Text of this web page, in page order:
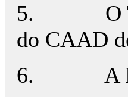
5. O
do CAAD
6. A